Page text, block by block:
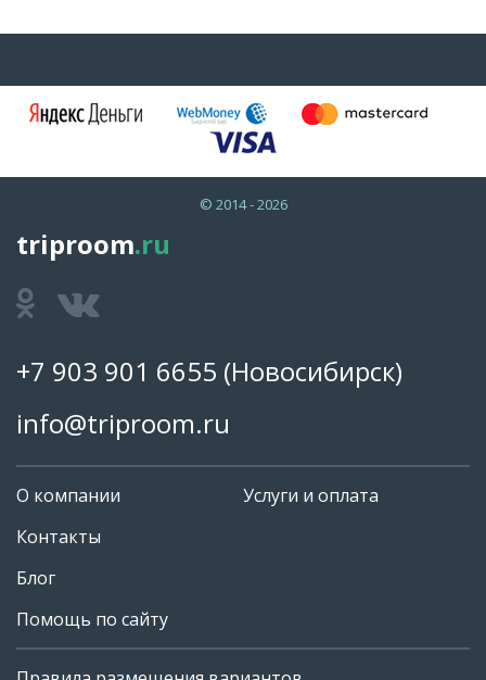
© 2014 - 2026
triproom.ru
+7 903 901 6655 (Новосибирск)
info@triproom.ru
О компании
Контакты
Блог
Помощь по сайту
Услуги и оплата